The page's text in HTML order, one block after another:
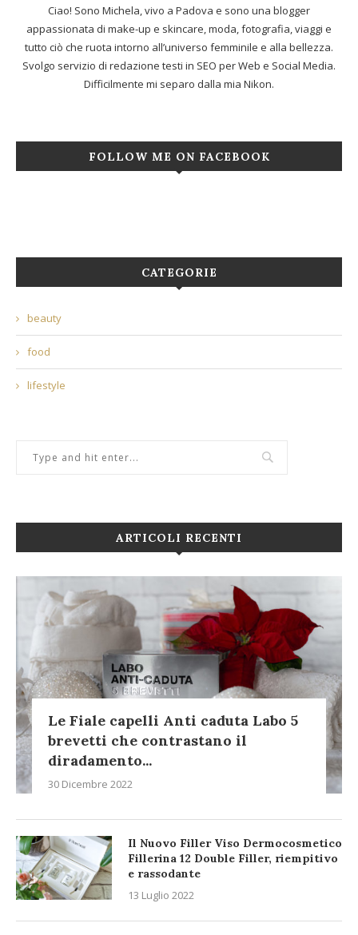
Ciao! Sono Michela, vivo a Padova e sono una blogger
appassionata di make-up e skincare, moda, fotografia, viaggi e
tutto ciò che ruota intorno all’universo femminile e alla bellezza.
Svolgo servizio di redazione testi in SEO per Web e Social Media.
Difficilmente mi separo dalla mia Nikon.
FOLLOW ME ON FACEBOOK
CATEGORIE
beauty
food
lifestyle
ARTICOLI RECENTI
Le Fiale capelli Anti caduta Labo 5
brevetti che contrastano il
diradamento...
30 Dicembre 2022
Il Nuovo Filler Viso Dermocosmetico
Fillerina 12 Double Filler, riempitivo
e rassodante
13 Luglio 2022